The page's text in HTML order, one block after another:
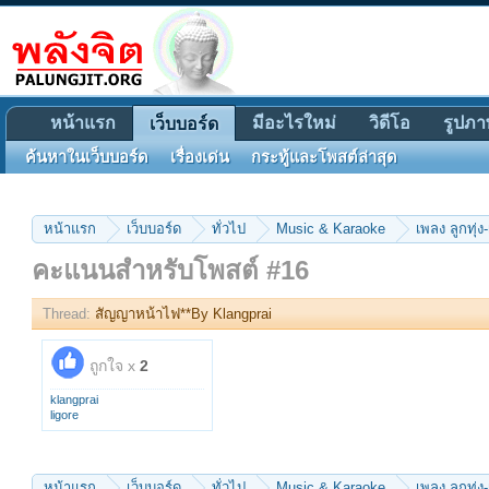
หน้าแรก เว็บบอร์ด ทั่วไป Music & Karaoke เพลง ลูกทุ่ง
คะแนนสำหรับโพสต์ #16
Thread: สัญญาหน้าไฟ**By Klangprai
ถูกใจ x 2
klangprai
ligore
หน้าแรก เว็บบอร์ด
ค้นหาในเว็บบอร์ด เรื่องเด่น กระทู้และโพสต์ล่าสุด
มีอะไรใหม่ วิดีโอ รูปภ